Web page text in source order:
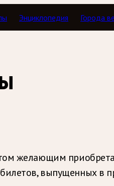
Энциклопедия Города
желающим
выпущенных в